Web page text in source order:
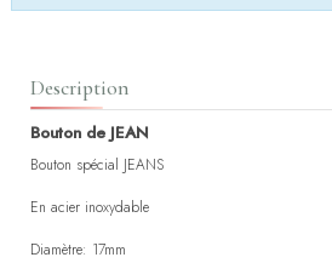
Description
Bouton de JEAN
Bouton spécial JEANS
En acier inoxydable
Diamètre: 17mm